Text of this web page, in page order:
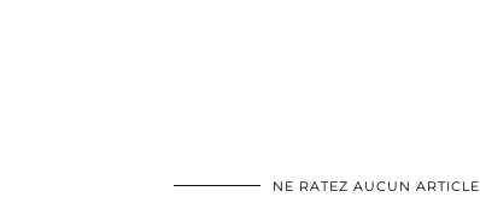
NE RATEZ AUCUN ARTICLE